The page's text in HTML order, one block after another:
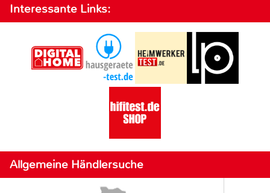
Interessante Links:
Allgemeine Händlersuche